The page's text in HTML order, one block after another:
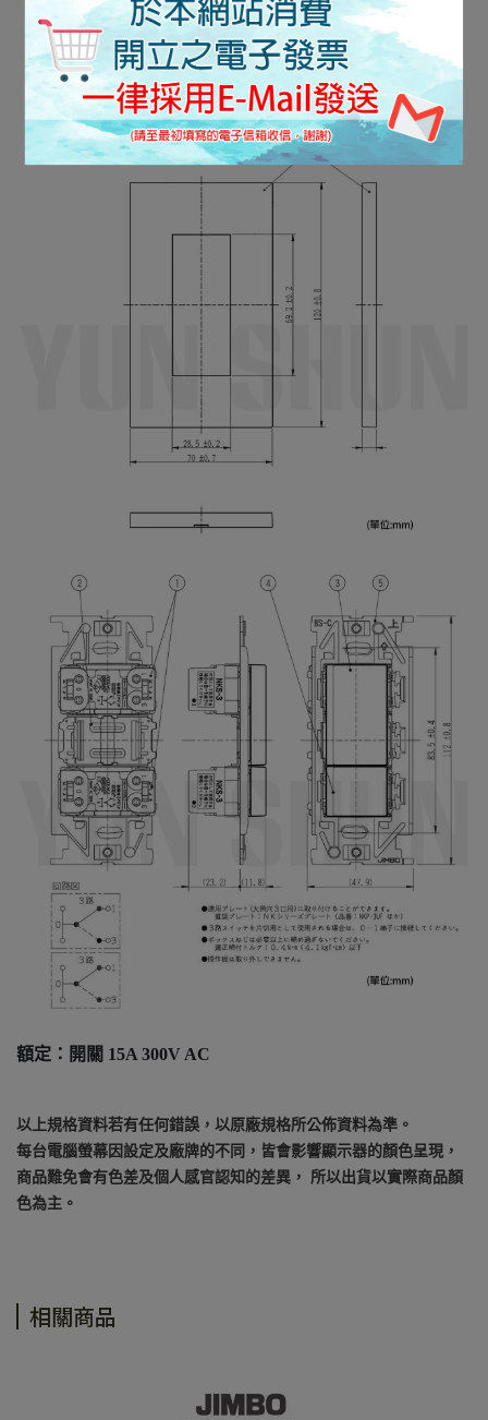
額定：開關 15A 300V AC
以上規格資料若有任何錯誤，以原廠規格所公佈資料為準。
每台電腦螢幕因設定及廠牌的不同，皆會影響顯示器的顏色呈現，
商品難免會有色差及個人感官認知的差異， 所以出貨以實際商品顏
色為主。
相關商品